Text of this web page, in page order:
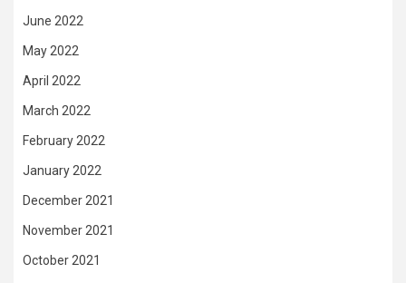
June 2022
May 2022
April 2022
March 2022
February 2022
January 2022
December 2021
November 2021
October 2021